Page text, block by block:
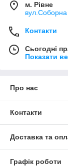
м. Рівне
вул.Соборна
Контакти
Сьогодні
Показати
Про нас
Контакти
Доставка та
Графік роботи